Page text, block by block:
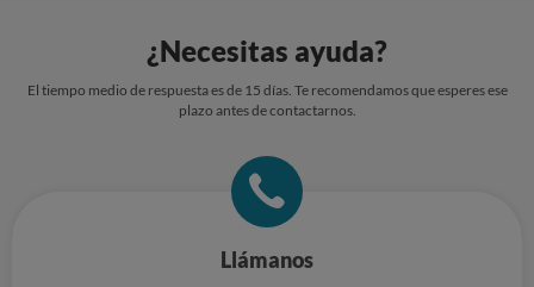
¿Necesitas ayuda?
El tiempo medio de respuesta es de 15 días. Te recomendamos que esperes ese
plazo antes de contactarnos.
Llámanos